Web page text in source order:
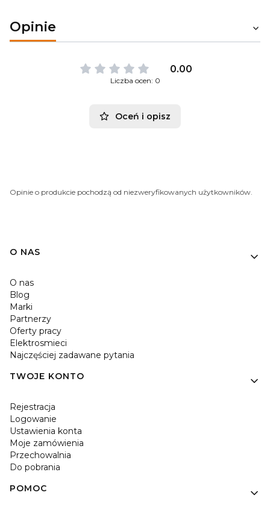
Opinie
0.00
Liczba ocen: 0
Oceń i opisz
Opinie o produkcie pochodzą od niezweryfikowanych użytkowników.
O NAS
O nas
Blog
Marki
Partnerzy
Oferty pracy
Elektrosmieci
Najczęściej zadawane pytania
TWOJE KONTO
Rejestracja
Logowanie
Ustawienia konta
Moje zamówienia
Przechowalnia
Do pobrania
POMOC